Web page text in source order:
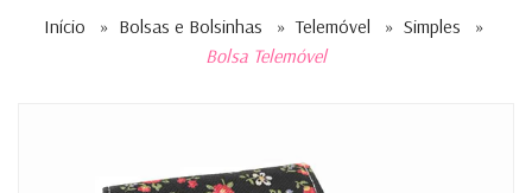
Início » Bolsas e Bolsinhas » Telemóvel » Simples
»
Bolsa Telemóvel